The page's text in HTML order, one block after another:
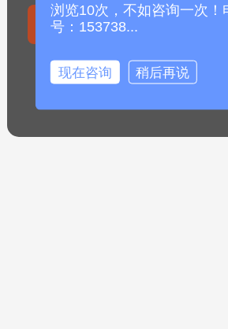
固体流量计
固体粉末流量计
浏览10次，不如咨询一次！
号：153738...
现在咨询 稍后再说